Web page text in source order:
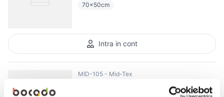
70x50cm
Intra in cont
MID-105 Mid-Tex
Perna puf siliconizat alba cu